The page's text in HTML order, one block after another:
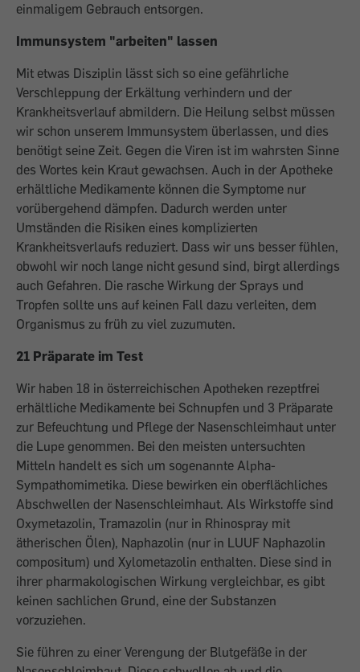
einmaligem Gebrauch entsorgen.
Immunsystem "arbeiten" lassen
Mit etwas Disziplin lässt sich so eine gefährliche
Verschleppung der Erkältung verhindern und der
Krankheitsverlauf abmildern. Die Heilung selbst müssen
wir schon unserem Immunsystem überlassen, und dies
benötigt seine Zeit. Gegen die Viren ist im wahrsten Sinne
des Wortes kein Kraut gewachsen. Auch in der Apotheke
erhältliche Medikamente können die Symptome nur
vorübergehend dämpfen. Dadurch werden unter
Umständen die Risiken eines komplizierten
Krankheitsverlaufs reduziert. Dass wir uns besser fühlen,
obwohl wir noch lange nicht gesund sind, birgt allerdings
auch Gefahren. Die rasche Wirkung der Sprays und
Tropfen sollte uns auf keinen Fall dazu verleiten, dem
Organismus zu früh zu viel zuzumuten.
21 Präparate im Test
Wir haben 18 in österreichischen Apotheken rezeptfrei
erhältliche Medikamente bei Schnupfen und 3 Präparate
zur Befeuchtung und Pflege der Nasenschleimhaut unter
die Lupe genommen. Bei den meisten untersuchten
Mitteln handelt es sich um sogenannte Alpha-
Sympathomimetika. Diese bewirken ein oberflächliches
Abschwellen der Nasenschleimhaut. Als Wirkstoffe sind
Oxymetazolin, Tramazolin (nur in Rhinospray mit
ätherischen Ölen), Naphazolin (nur in LUUF Naphazolin
compositum) und Xylometazolin enthalten. Diese sind in
ihrer pharmakologischen Wirkung vergleichbar, es gibt
keinen sachlichen Grund, eine der Substanzen
vorzuziehen.
Sie führen zu einer Verengung der Blutgefäße in der